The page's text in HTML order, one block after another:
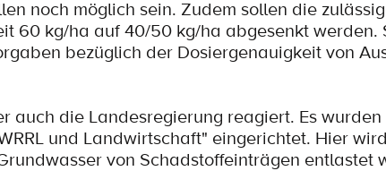
noch möglich sein. Zudem sollen die
60 kg/ha auf 40/50 kg/ha abgesenkt
bezüglich der Dosiergenauigkeit von
auch die Landesregierung reagiert. Es
und Landwirtschaft" eingerichtet. Hier
von Schadstoffeinträgen entlastet